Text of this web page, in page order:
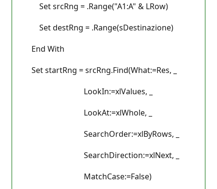
Set srcRng = .Range("A1:A" & LRow)
Set destRng = .Range(sDestinazione)
End With
Set startRng = srcRng.Find(What:=Res, _
LookIn:=xlValues, _
LookAt:=xlWhole, _
SearchOrder:=xlByRows, _
SearchDirection:=xlNext, _
MatchCase:=False)